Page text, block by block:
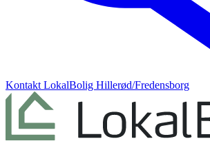
Kontakt LokalBolig Hillerød/Fredensborg